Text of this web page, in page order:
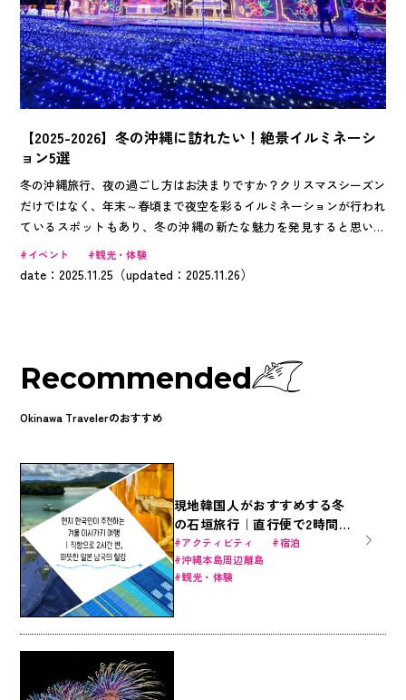
【2025-2026】冬の沖縄に訪れたい！絶景イルミネーシ
ョン5選
冬の沖縄旅行、夜の過ごし方はお決まりですか？クリスマスシーズン
だけではなく、年末～春頃まで夜空を彩るイルミネーションが行われ
ているスポットもあり、冬の沖縄の新たな魅力を発見すると思いま
す。繁華街の喧騒を離れ、ゆったりと過ごしたいあなたにぴったりな
プランです。記念日や告白を考えている方なら、ロマンティックな光
イベント 観光・体験
date：2025.11.25（updated：2025.11.26）
Recommended
Okinawa Travelerのおすすめ
現地韓国人がおすすめする冬
の石垣旅行｜直行便で2時間
半、暖かい日本南国のヒーリ
ング
アクティビティ
宿泊
沖縄本島周辺離島
観光・体験